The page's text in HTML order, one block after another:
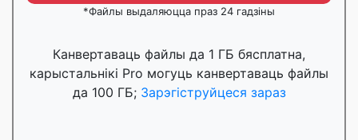
*Файлы выдаляюцца праз 24 гадзіны
Канвертаваць файлы да 1 ГБ бясплатна,
карыстальнікі Pro могуць канвертаваць файлы
да 100 ГБ; Зарэгіструйцеся зараз